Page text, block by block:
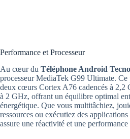
Performance et Processeur
Au cœur du Téléphone Android
processeur MediaTek G99 Ultimate. Ce
deux cœurs Cortex A76 cadencés à
à 2 GHz, offrant un équilibre optimal
énergétique. Que vous multitâchiez,
ressources ou exécutiez des
assure une réactivité et une performance